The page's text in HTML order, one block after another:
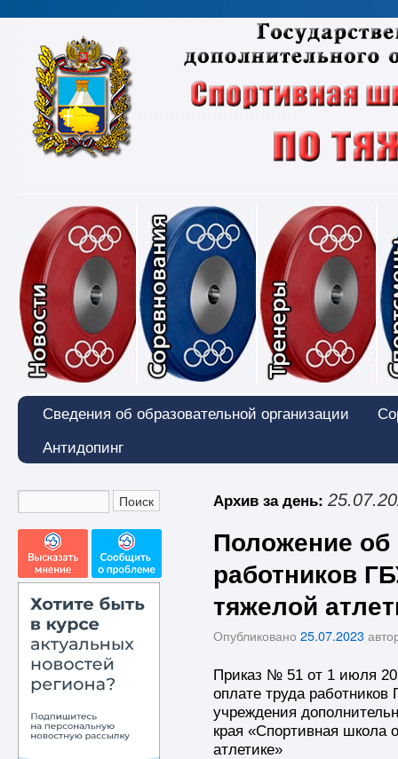
Новости Соревнования
Сведения об образовательной организации
Антидопинг
Архив за день:
Положение об
работников
тяжелой
Опубликовано 25.07.2023
Приказ № 51 от 1 июля
оплате труда работников
учреждения
края «Спортивная школа
атлетике»